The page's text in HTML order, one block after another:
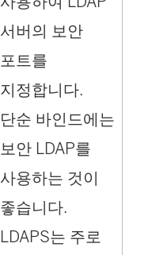
서버의 보안
포트를
지정합니다.
단순 바인드에는
보안 LDAP를
사용하는 것이
좋습니다.
LDAPS는 주로